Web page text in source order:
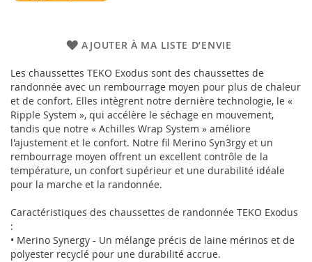
AJOUTER À MA LISTE D’ENVIE
Les chaussettes TEKO Exodus sont des chaussettes de
randonnée avec un rembourrage moyen pour plus de chaleur
et de confort. Elles intègrent notre dernière technologie, le «
Ripple System », qui accélère le séchage en mouvement,
tandis que notre « Achilles Wrap System » améliore
l'ajustement et le confort. Notre fil Merino Syn3rgy et un
rembourrage moyen offrent un excellent contrôle de la
température, un confort supérieur et une durabilité idéale
pour la marche et la randonnée.
Caractéristiques des chaussettes de randonnée TEKO Exodus
:
• Merino Synergy - Un mélange précis de laine mérinos et de
polyester recyclé pour une durabilité accrue.